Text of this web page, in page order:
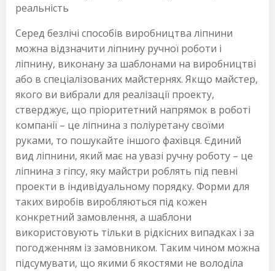
реальність
Серед безлічі способів виробництва ліпнини
можна відзначити ліпнину ручної роботи і
ліпнину, виконану за шаблонами на виробництві
або в спеціалізованих майстернях. Якщо майстер,
якого ви вибрали для реалізації проекту,
стверджує, що пріоритетний напрямок в роботі
компанії – це ліпнина з поліуретану своїми
руками, то пошукайте іншого фахівця. Єдиний
вид ліпнини, який має на увазі ручну роботу – це
ліпнина з гіпсу, яку майстри роблять під певні
проекти в індивідуальному порядку. Форми для
таких виробів виробляються під кожен
конкретний замовлення, а шаблони
використовують тільки в рідкісних випадках і за
погодженням із замовником. Таким чином можна
підсумувати, що якими б якостями не володіла